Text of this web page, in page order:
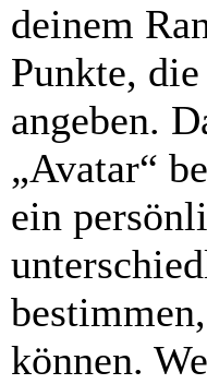
deinem
Punkte,
angeben.
„Avatar“
ein
können.